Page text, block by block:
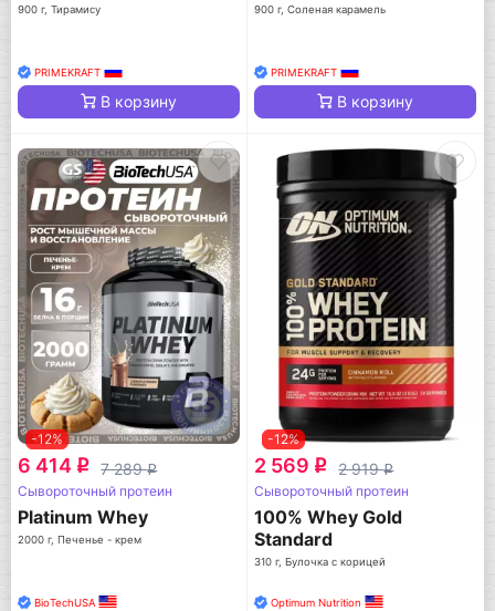
900 г, Тирамису
PRIMEKRAFT
В корзину
900 г, Соленая карамель
PRIMEKRAFT
В корзину
-12%
6 414 q 7 289q
Сывороточный протеин
Platinum Whey
2000 г, Печенье - крем
BioTechUSA
-12%
2 569 q 2 919q
Сывороточный протеин
100% Whey Gold
Standard
310 г, Булочка с корицей
Optimum Nutrition